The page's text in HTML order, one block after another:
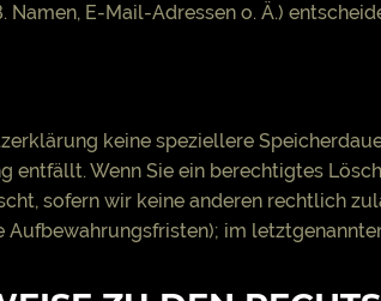
Namen, E-Mail-Adressen o. Ä.)
keine speziellere
entfällt. Wenn Sie ein berechtigtes
sofern wir keine anderen rechtlich
Aufbewahrungsfristen); im